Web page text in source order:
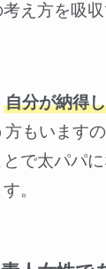
え方を吸
自分が納得
方もいます
で太パパ
。